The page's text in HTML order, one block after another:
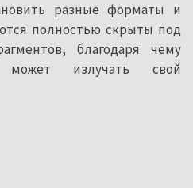
разные форматы и
полностью скрыты под
благодаря чему
излучать свой